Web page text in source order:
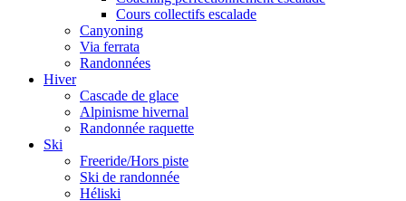
Cours collectifs escalade
Canyoning
Via ferrata
Randonnées
Hiver
Cascade de glace
Alpinisme hivernal
Randonnée raquette
Ski
Freeride/Hors piste
Ski de randonnée
Héliski